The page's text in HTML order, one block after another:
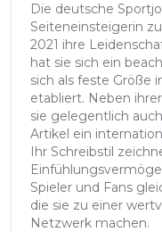
Die deutsche
Seiteneinsteigerin
2021 ihre
hat sie sich ein
sich als feste Größe
etabliert. Neben
sie gelegentlich
Artikel ein
Ihr Schreibstil
Spieler und Fans
die sie zu einer
Netzwerk machen.